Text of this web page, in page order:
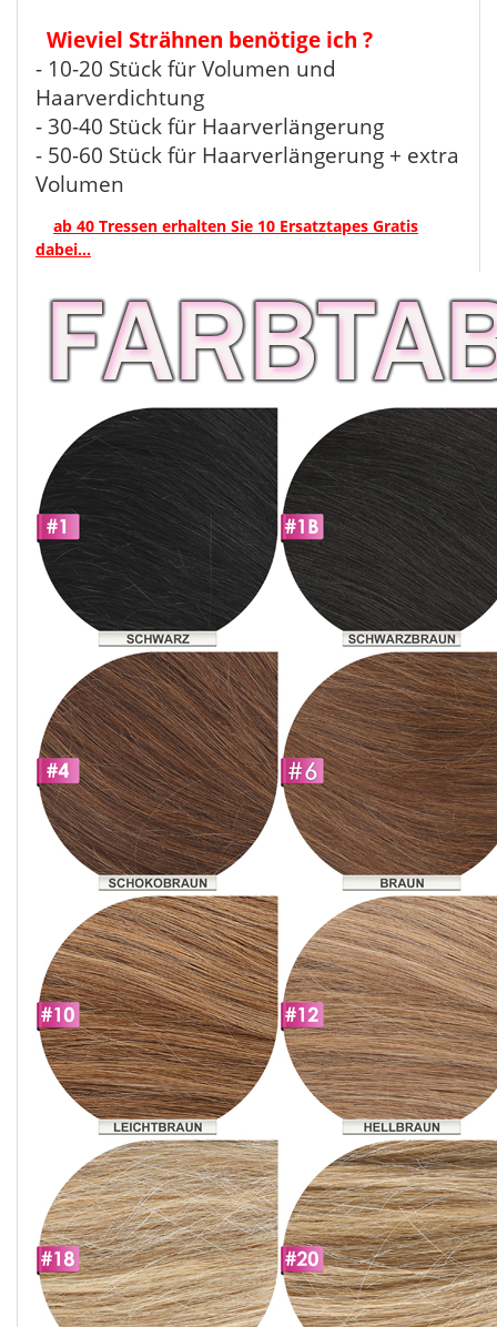
Wieviel Strähnen benötige ich ?
- 10-20 Stück für Volumen und
Haarverdichtung
- 30-40 Stück für Haarverlängerung
- 50-60 Stück für Haarverlängerung + extra
Volumen
ab 40 Tressen erhalten Sie 10 Ersatztapes Gratis
dabei...